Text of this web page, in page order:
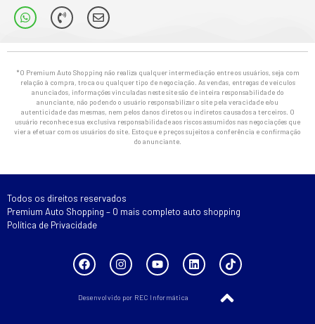
*O Premium Auto Shopping não realiza qualquer intermediação entre os usuários, seja com
relação à compra, troca ou qualquer tipo de negociação. As vendas, entregas de veículos
anunciados, informações vinculadas neste site são de inteira responsabilidade do
anunciante, não podendo o usuário responsabilizar o site pela veracidade e/ou
autenticidade das mesmas, nem pelos danos diretos ou indiretos causados a terceiros. O
usuário reconhece sua exclusiva responsabilidade aos riscos assumidos nas negociações que
vier a efetuar com os usuários do site. Estoque e preços sujeitos a conferência e confirmação
do anunciante.
Todos os direitos reservados
Premium Auto Shopping – O mais completo auto shopping
Política de Privacidade
Desenvolvido por REC Informática